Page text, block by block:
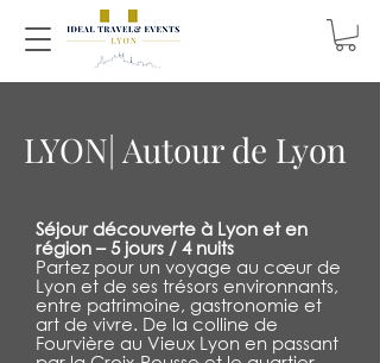
LYON| Autour de Lyon
Séjour découverte à Lyon et en
région – 5 jours / 4 nuits
Partez pour un voyage au cœur de
Lyon et de ses trésors environnants,
entre patrimoine, gastronomie et
art de vivre. De la colline de
Fourvière au Vieux Lyon en passant